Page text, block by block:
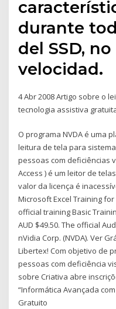
durante
del SSD,
velocidad.
4 Abr 2008 Artigo sobre o
tecnologia assistiva
O programa NVDA é uma
leitura de tela para
pessoas com deficiências
Access ) é um leitor de
valor da licença é
Microsoft Excel Training for
official training Basic
AUD $49.50. The official
nVidia Corp. (NVDA). Ver
Libertex! Com objetivo de
pessoas com deficiência
sobre Criativa abre
“Informática Avançada
Gratuito